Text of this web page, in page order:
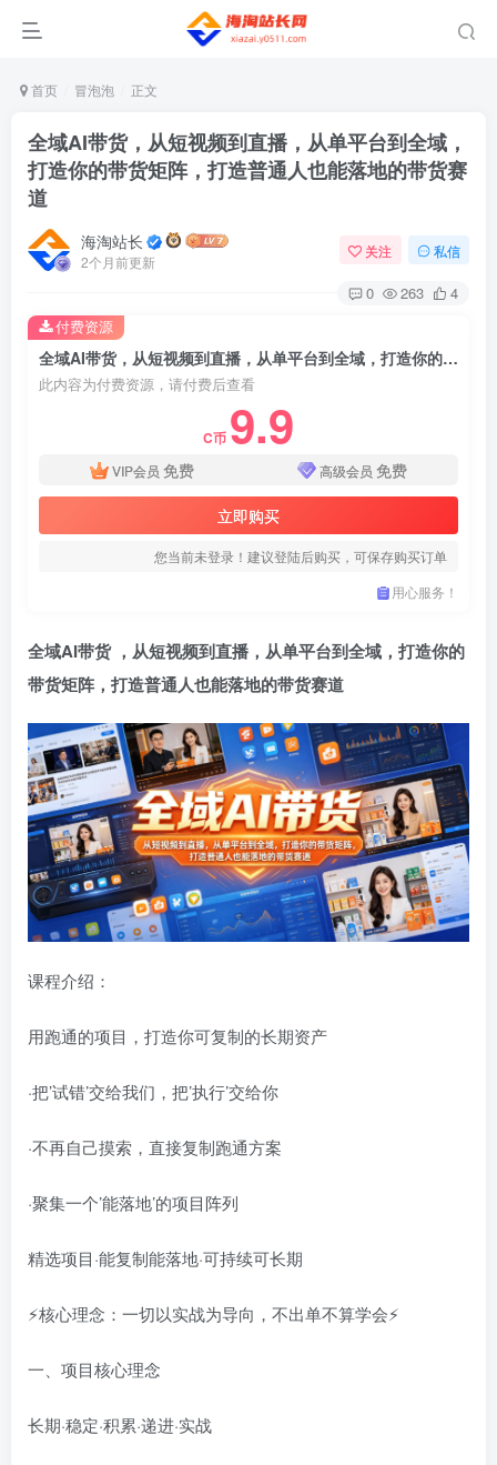
首页 冒泡泡 正文
全域AI带货，从短视频到直播，从单平台到全域，
打造你的带货矩阵，打造普通人也能落地的带货赛
道
海淘站长
2个月前更新
关注 私信
0 263 4
全域AI带货，从短视频到直播，从单平台到全域，打造你的带货矩阵，打造普通人也能落地的带货赛道
此内容为付费资源，请付费后查看
C币 9.9
VIP会员 免费 高级会员 免费
立即购买
您当前未登录！建议登陆后购买，可保存购买订单
用心服务！
付费资源
全域AI带货 ，从短视频到直播，从单平台到全域，打造你的
带货矩阵，打造普通人也能落地的带货赛道
课程介绍：
用跑通的项目，打造你可复制的长期资产
·把’试错’交给我们，把’执行’交给你
·不再自己摸索，直接复制跑通方案
·聚集一个’能落地’的项目阵列
精选项目·能复制能落地·可持续可长期
⚡核心理念：一切以实战为导向，不出单不算学会⚡
一、项目核心理念
长期·稳定·积累·递进·实战